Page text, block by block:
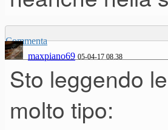
Commenta
maxpiano69 05-04-17 08.38
Sto leggendo
molto tipo: